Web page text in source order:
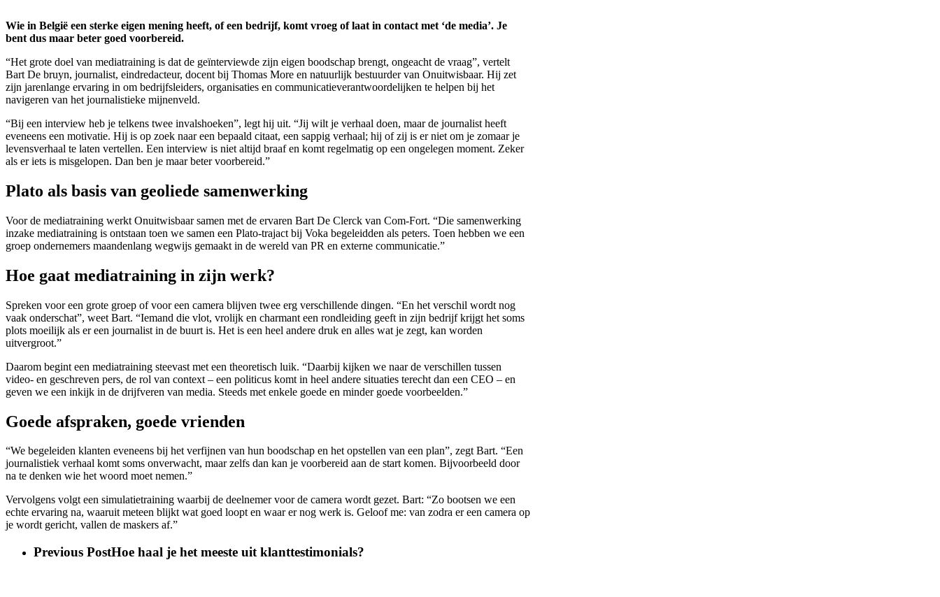
Wie in België een sterke eigen mening heeft, of een bedrijf, komt vroeg of laat in contact met ‘de media’. Je
bent dus maar beter goed voorbereid.
“Het grote doel van mediatraining is dat de geïnterviewde zijn eigen boodschap brengt, ongeacht de vraag”, vertelt
Bart De bruyn, journalist, eindredacteur, docent bij Thomas More en natuurlijk bestuurder van Onuitwisbaar. Hij zet
zijn jarenlange ervaring in om bedrijfsleiders, organisaties en communicatieverantwoordelijken te helpen bij het
navigeren van het journalistieke mijnenveld.
“Bij een interview heb je telkens twee invalshoeken”, legt hij uit. “Jij wilt je verhaal doen, maar de journalist heeft
eveneens een motivatie. Hij is op zoek naar een bepaald citaat, een sappig verhaal; hij of zij is er niet om je zomaar je
levensverhaal te laten vertellen. Een interview is niet altijd braaf en komt regelmatig op een ongelegen moment. Zeker
als er iets is misgelopen. Dan ben je maar beter voorbereid.”
Plato als basis van geoliede samenwerking
Voor de mediatraining werkt Onuitwisbaar samen met de ervaren Bart De Clerck van Com-Fort. “Die samenwerking
inzake mediatraining is ontstaan toen we samen een Plato-trajact bij Voka begeleidden als peters. Toen hebben we een
groep ondernemers maandenlang wegwijs gemaakt in de wereld van PR en externe communicatie.”
Hoe gaat mediatraining in zijn werk?
Spreken voor een grote groep of voor een camera blijven twee erg verschillende dingen. “En het verschil wordt nog
vaak onderschat”, weet Bart. “Iemand die vlot, vrolijk en charmant een rondleiding geeft in zijn bedrijf krijgt het soms
plots moeilijk als er een journalist in de buurt is. Het is een heel andere druk en alles wat je zegt, kan worden
uitvergroot.”
Daarom begint een mediatraining steevast met een theoretisch luik. “Daarbij kijken we naar de verschillen tussen
video- en geschreven pers, de rol van context – een politicus komt in heel andere situaties terecht dan een CEO – en
geven we een inkijk in de drijfveren van media. Steeds met enkele goede en minder goede voorbeelden.”
Goede afspraken, goede vrienden
“We begeleiden klanten eveneens bij het verfijnen van hun boodschap en het opstellen van een plan”, zegt Bart. “Een
journalistiek verhaal komt soms onverwacht, maar zelfs dan kan je voorbereid aan de start komen. Bijvoorbeeld door
na te denken wie het woord moet nemen.”
Vervolgens volgt een simulatietraining waarbij de deelnemer voor de camera wordt gezet. Bart: “Zo bootsen we een
echte ervaring na, waaruit meteen blijkt wat goed loopt en waar er nog werk is. Geloof me: van zodra er een camera op
je wordt gericht, vallen de maskers af.”
Previous PostHoe haal je het meeste uit klanttestimonials?